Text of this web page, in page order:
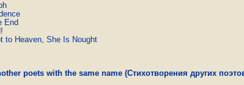
End
to Heaven, She Is Nought
poets with the same name (Стихотворения других